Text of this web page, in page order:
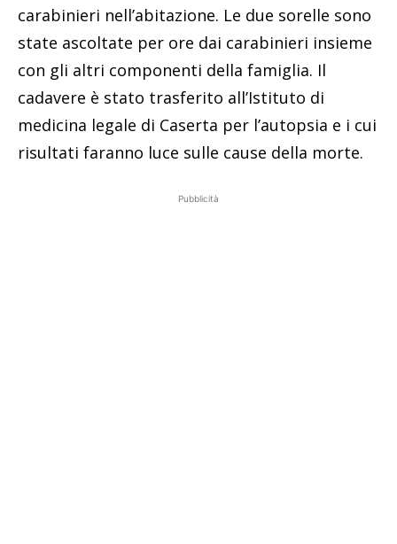
carabinieri nell’abitazione. Le due sorelle sono
state ascoltate per ore dai carabinieri insieme
con gli altri componenti della famiglia. Il
cadavere è stato trasferito all’Istituto di
medicina legale di Caserta per l’autopsia e i cui
risultati faranno luce sulle cause della morte.
Pubblicità